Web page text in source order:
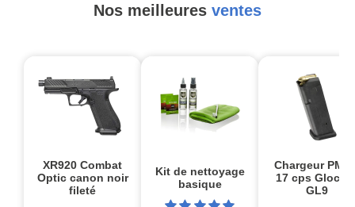
Nos meilleures ventes
XR920 Combat
Optic canon noir
fileté
Kit de nettoyage
basique
Chargeur
17 cps
GL9